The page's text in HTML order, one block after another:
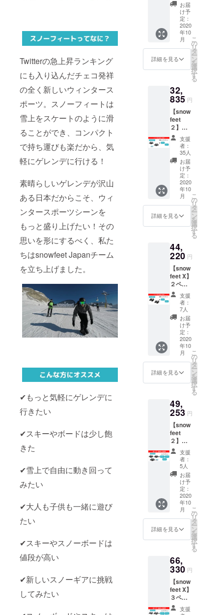
Twitterの急上昇ランキング
にも入り込んだチェコ発祥
の全く新しいウィンタース
ポーツ。スノーフィートは
雪上をスケートのように滑
ることができ、コンパクト
で持ち運びも楽だから、気
軽にゲレンデに行ける！
素晴らしいゲレンデが沢山
ある日本だからこそ、ウィ
ンタースポーツシーンを
もっと盛り上げたい！その
思いを形にするべく、私た
ちはsnowfeet Japanチーム
を立ち上げました。
✔︎もっと気軽にゲレンデに
行きたい
✔︎スキーやボードは少し飽
きた
✔︎雪上で自由に動き回って
みたい
✔︎大人も子供も一緒に遊び
たい
✔︎スキーやスノーボードは
値段が高い
✔︎新しいスノーギアに挑戦
してみたい
スンが
で受け
られる
チケッ
トで
す。
１枚 一
般価格
の１
５％オ
フ送料
込み
レッス
ンチ
ケット
は２０
より開
催予定
の
snowfe
et体験
会にて
グルー
プレッ
スンが
で受け
られる
チケッ
トで
す。
お届
け予
定：
2020
年10
月
詳細を見る
こ
の
リ
タ
ー
ン
を
選
択
す
る
32,
835 円
【snow
feet
２】２
ペア
（カ
ラー選
択可
能）
レッス
ンチ
ケット
２枚 一
般価格
の２
５％オ
フ送料
レッス
ンチ
ケット
は２０
２１年
より開
催予定
snowfe
et体験
会にて
グルー
プレッ
スンが
で受け
られる
チケッ
支援
者：
35人
お届
け予
定：
2020
年10
月
詳細を見る
こ
の
リ
タ
ー
ン
を
選
択
す
る
44,
220 円
【snow
feet X】
２ペ
ア
レッス
ンチ
ケット
２枚 一
般価格
の２
５％オ
フ送料
込み
レッス
ンチ
ケット
２１年
より開
催予定
の
snowfe
et体験
会にて
グルー
プレッ
スンが
で受け
られる
チケッ
トで
す。
支援
者：
7人
お届
け予
定：
2020
年10
月
詳細を見る
こ
の
リ
タ
ー
ン
を
選
択
す
る
49,
253 円
【snow
feet
２】３
ペア
（カ
ラー選
択可
能）
レッス
ンチ
ケット
３枚 一
般価格
の25％
オフ送
料込み
ンチ
ケット
は２０
２１年
より開
催予定
の
支援
者：
5人
お届
け予
定：
2020
年10
月
詳細を見る
こ
の
リ
タ
ー
ン
を
選
択
す
る
66,
330 円
【snow
feet X】
３ペ
ア
レッス
支援